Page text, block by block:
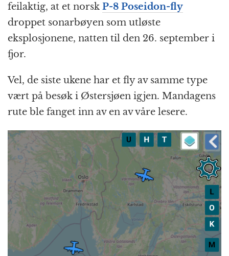
feilaktig, at et norsk P-8 Poseidon-fly
droppet sonarbøyen som utløste
eksplosjonene, natten til den 26. september i
fjor.
Vel, de siste ukene har et fly av samme type
vært på besøk i Østersjøen igjen. Mandagens
rute ble fanget inn av en av våre lesere.